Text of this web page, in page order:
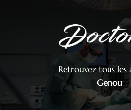
Retrouvez tous les
Genou